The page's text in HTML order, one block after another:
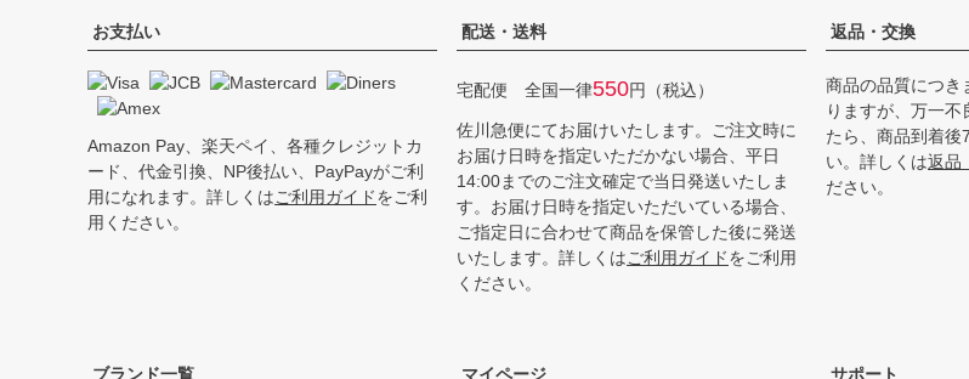
お支払い
Amazon Pay、楽天ペイ、各種クレジットカ
ード、代金引換、NP後払い、PayPayがご利
用になれます。詳しくはご利用ガイドをご利
用ください。
配送・送料
宅配便 全国一律550円（税込）
佐川急便にてお届けいたします。ご注文時に
お届け日時を指定いただかない場合、平日
14:00までのご注文確定で当日発送いたしま
す。お届け日時を指定いただいている場合、
ご指定日に合わせて商品を保管した後に発送
いたします。詳しくはご利用ガイドをご利用
ください。
返品・交換
商品の品質につき
りますが、万一不
たら、商品到着後
い。詳しくは返品
ださい。
ブランド一覧 マイページ サポート